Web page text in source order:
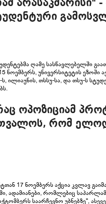
არასაკმარისი" -
ღამე სასწავლებელში
ნოემბერს, უნივერსიტეტის ეზოში
ილიაუნის, თსსუ-სა, და თსუ-ს
ოპოზიციამ
რომ
17 ნოემბერს აქცია კვლავ
ადამიანები, რომლებიც
საარჩევნო უბნებზე",